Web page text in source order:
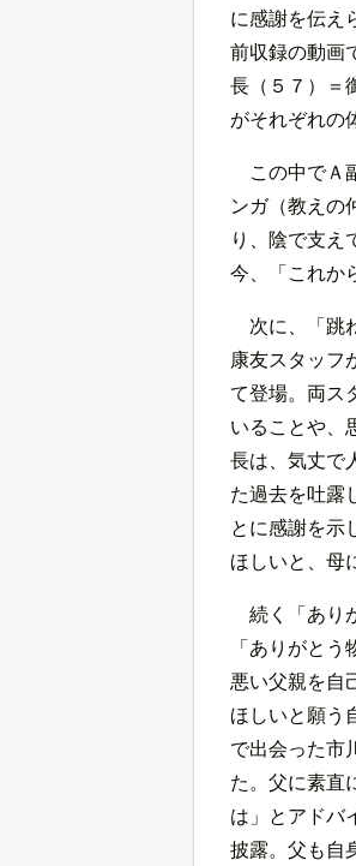
に感謝を伝え
前収録の動画
長（５７）＝
がそれぞれの
この中でＡ
ンガ（教えの
り、陰で支え
今、「これか
次に、「跳
康友スタッフ
て登場。両ス
いることや、
長は、気丈で
た過去を吐露
とに感謝を示
ほしいと、母
続く「あり
「ありがと
悪い父親を自
ほしいと願う
で出会った市
た。父に素直
は」とアドバ
披露。父も自